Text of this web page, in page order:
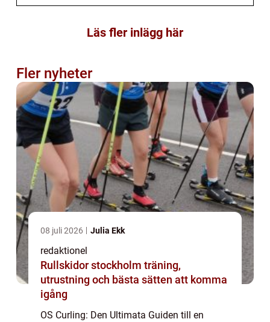
Läs fler inlägg här
Fler nyheter
08 juli 2026 Julia Ekk
redaktionel
Rullskidor stockholm träning,
utrustning och bästa sätten att komma
igång
OS Curling: Den Ultimata Guiden till en